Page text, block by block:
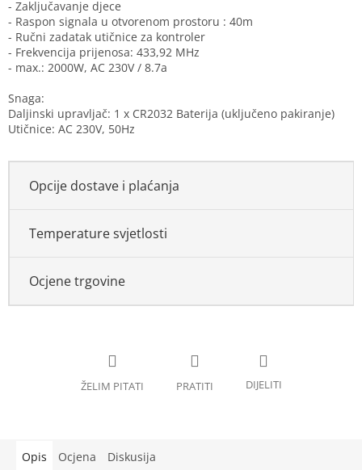
- Zaključavanje djece
- Raspon signala u otvorenom prostoru : 40m
- Ručni zadatak utičnice za kontroler
- Frekvencija prijenosa: 433,92 MHz
- max.: 2000W, AC 230V / 8.7a
Snaga:
Daljinski upravljač: 1 x CR2032 Baterija (uključeno pakiranje)
Utičnice: AC 230V, 50Hz
Opcije dostave i plaćanja
Temperature svjetlosti
Ocjene trgovine
Opis Ocjena Diskusija